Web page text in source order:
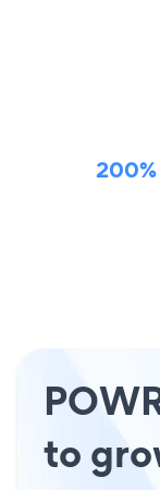
to